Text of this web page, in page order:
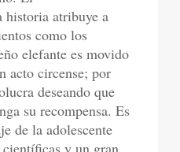
historia atribuye a
como los
elefante es movido
acto circense; por
deseando que
su recompensa. Es
de la adolescente
y un gran